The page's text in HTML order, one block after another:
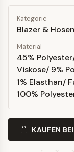
Kategorie
Blazer &
Material
45%
Viskose/ 9%
1% Elasthan/
100%
KAUFEN